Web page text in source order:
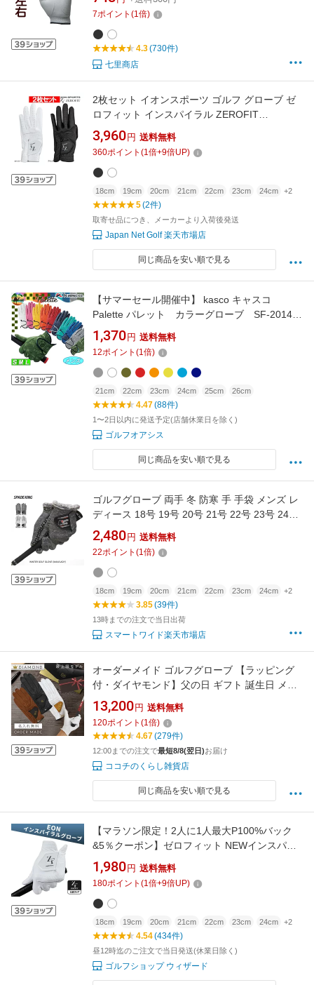
7ポイント (1倍)
4.3(730件)
七里商店
2枚セット イオンスポーツ ゴルフ グローブ ゼ
ロフィット インスパイラル ZEROFIT
INSPIRAL 左手 右利き 18 19 20 21 22 23 24
25 26cm 26E YPP
3,960 円 送料無料
360ポイント (1倍+9倍UP)
18cm 19cm 20cm 21cm 22cm 23cm 24cm +2
5(2件)
取寄せ品につき、メーカーより入荷後発送
Japan Net Golf 楽天市場店
同じ商品を安い順で見る
【サマーセール開催中】 kasco キャスコ
Palette パレット カラーグローブ SF-2014
豊富な10カラー カラーゴルフグローブ
1,370 円 送料無料
12ポイント (1倍)
21cm 22cm 23cm 24cm 25cm 26cm
4.47(88件)
1〜2日以内に発送予定(店舗休業日を除く)
ゴルフオアシス
同じ商品を安い順で見る
ゴルフグローブ 両手 冬 防寒 手 手袋 メンズ レ
ディース 18号 19号 20号 21号 22号 23号 24号
25号 26号 グレー ホワイト フリース 起毛 スマ
ホ対応 シリコン 滑り止め ゴルフ用 グリップ力
保温性 手首ファー 防寒グローブ 登山 釣り 自転
車 アウトドア SPEADKING
2,480 円 送料無料
22ポイント (1倍)
18cm 19cm 20cm 21cm 22cm 23cm 24cm +2
3.85(39件)
13時までの注文で当日出荷
スマートワイド楽天市場店
オーダーメイド ゴルフグローブ 【ラッピング
付・ダイヤモンド】父の日 ギフト 誕生日 メン
ズ レディース 名入れ可 本革 手型採寸 ギフトラ
ッピング対応 ゴルフ手袋 オリジナル プレゼン
ト 母の日 退職祝い 昇進祝い コンペ 景品 ホー
ルインワン 記念品 還暦祝い フィ...
13,200 円 送料無料
120ポイント (1倍)
4.67(279件)
12:00までの注文で最短8/8(翌日)お届け
ココチのくらし雑貨店
同じ商品を安い順で見る
【マラソン限定！2人に1人最大P100%バック
&5％クーポン】ゼロフィット NEWインスパイ
ラルグローブ 2024 EON ZEROFIT INSPIRAL
GLOVES 左右選択可 イオンスポーツ 雨 汗に強
い スマホ操作可 水に強い ゴルフグローブ メン
ズ レディース 右用 左用
1,980 円 送料無料
180ポイント (1倍+9倍UP)
18cm 19cm 20cm 21cm 22cm 23cm 24cm +2
4.54(434件)
昼12時迄のご注文で当日発送(休業日除く)
ゴルフショップ ウィザード